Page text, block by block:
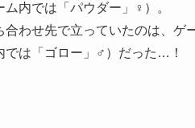
内では「パウダー」♀）。
わせ先で立っていたのは、
では「ゴロー」♂）だった…！